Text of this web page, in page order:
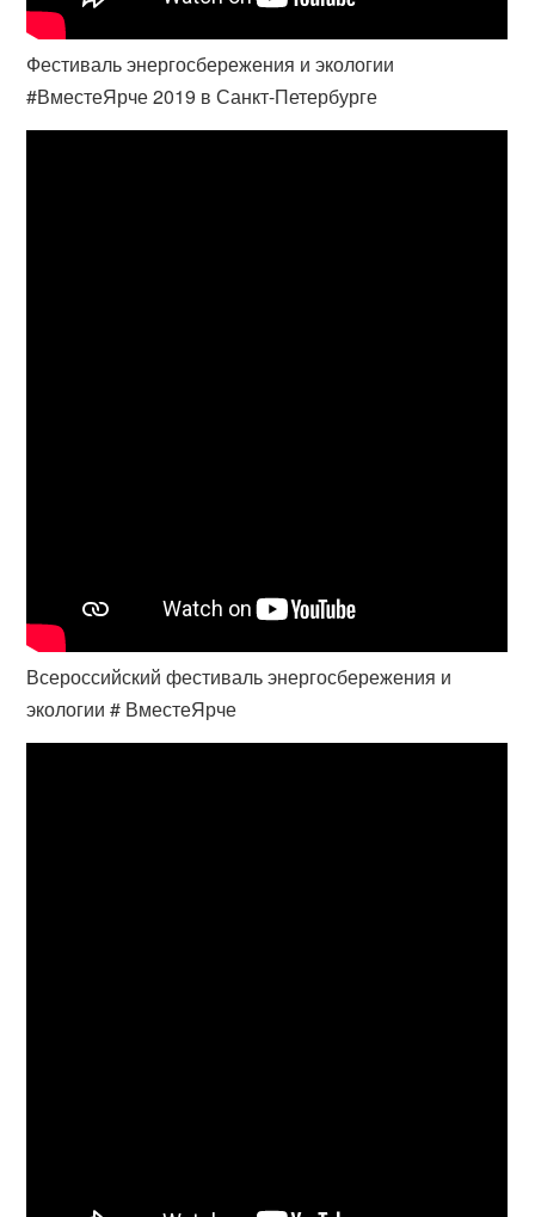
Фестиваль энергосбережения и экологии
#ВместеЯрче 2019 в Санкт-Петербурге
Всероссийский фестиваль энергосбережения и
экологии # ВместеЯрче